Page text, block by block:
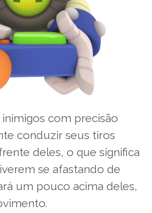
inimigos com precisão
conduzir seus tiros
deles, o que significa
se afastando de
um pouco acima deles,